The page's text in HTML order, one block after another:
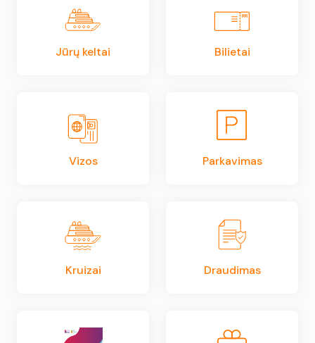
Jūrų keltai Bilietai
Vizos Parkavimas
Kruizai Draudimas